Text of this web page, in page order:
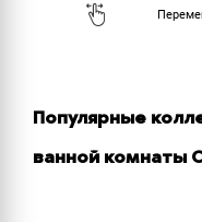
Популярные
ванной комнаты